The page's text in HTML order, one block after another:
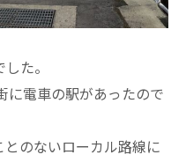
た。
に電車の駅があったので
のないローカル路線に